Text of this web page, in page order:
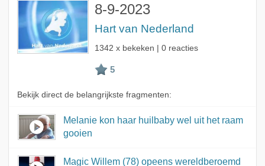
8-9-2023
Hart van Nederland
1342 x bekeken | 0 reacties
Bekijk direct de belangrijkste fragmenten:
Melanie kon haar huilbaby wel uit het raam
gooien
Magic Willem (78) opeens wereldberoemd